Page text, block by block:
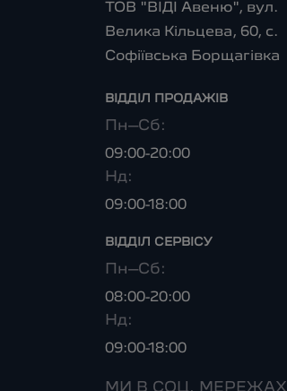
ТОВ "ВІДІ Авеню", вул.
Велика Кільцева, 60, с.
Софіївська Борщагівка
ВІДДІЛ ПРОДАЖІВ
Пн–Сб:
09:00-20:00
Нд:
09:00-18:00
ВІДДІЛ CЕРВІСУ
Пн–Сб:
08:00-20:00
Нд:
09:00-18:00
МИ В СОЦ. МЕРЕЖАХ